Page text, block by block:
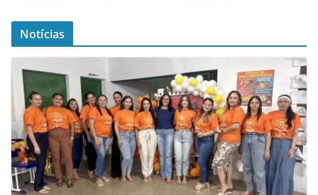
Notícias